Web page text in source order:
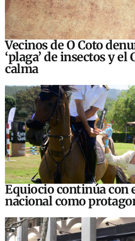
Vecinos de O Coto
‘plaga’ de insectos y el
calma
Equiocio continúa con
nacional como